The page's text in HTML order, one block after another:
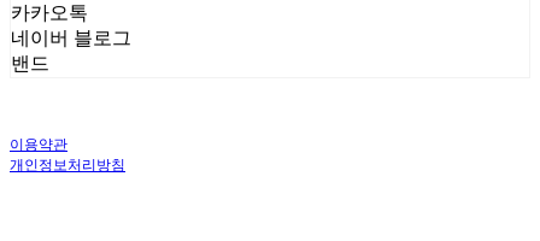
카카오톡
네이버 블로그
밴드
이용약관
개인정보처리방침